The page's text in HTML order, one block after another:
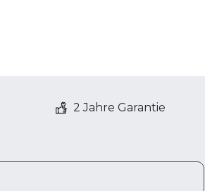
2 Jahre Garantie